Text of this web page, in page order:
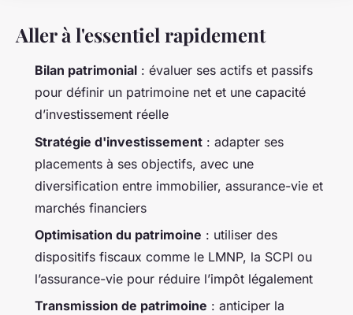
Aller à l'essentiel rapidement
Bilan patrimonial : évaluer ses actifs et passifs
pour définir un patrimoine net et une capacité
d’investissement réelle
Stratégie d'investissement : adapter ses
placements à ses objectifs, avec une
diversification entre immobilier, assurance-vie et
marchés financiers
Optimisation du patrimoine : utiliser des
dispositifs fiscaux comme le LMNP, la SCPI ou
l’assurance-vie pour réduire l’impôt légalement
Transmission de patrimoine : anticiper la